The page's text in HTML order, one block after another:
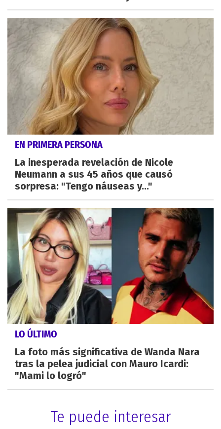
EN PRIMERA PERSONA
La inesperada revelación de Nicole
Neumann a sus 45 años que causó
sorpresa: "Tengo náuseas y..."
LO ÚLTIMO
La foto más significativa de Wanda Nara
tras la pelea judicial con Mauro Icardi:
"Mami lo logró"
Te puede interesar